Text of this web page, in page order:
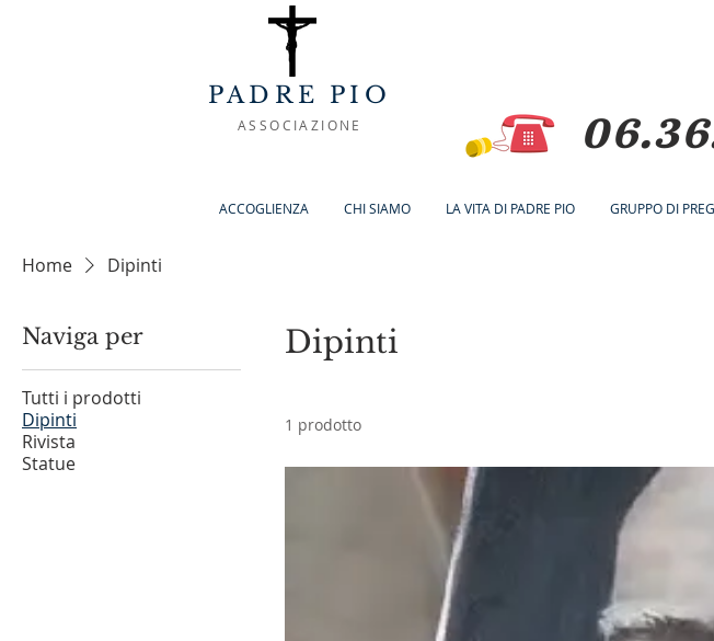
PADRE PIO
ASSOCIAZIONE
ACCOGLIENZA CHI SIAMO LA VITA DI PADRE PIO GRUPPO DI
Home Dipinti
Naviga per
Tutti i prodotti
Dipinti
Rivista
Statue
Dipinti
1 prodotto